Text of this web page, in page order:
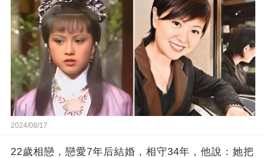
2024/08/17
22歲相戀，戀愛7年后結婚，相守34年，他說：她把